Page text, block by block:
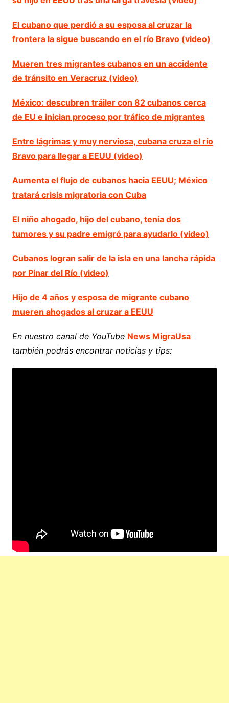
El cubano que perdió a su esposa al cruzar la
frontera la sigue buscando en el río Bravo (video)
Mueren tres migrantes cubanos en un accidente
de tránsito en Veracruz (video)
México: descubren tráiler con 82 cubanos cerca
de EU e inician proceso por tráfico de migrantes
Entre lágrimas y muy nerviosa, cubana cruza el río
Bravo para llegar a EEUU (video)
Aumenta el flujo de cubanos hacia EEUU; México
tratará crisis migratoria con Cuba
El niño ahogado, hijo del cubano, tenía dos
tumores y su padre emigró para ayudarlo (video)
Cubanos logran salir de la isla en una lancha rápida
por Pinar del Río (video)
Hijo de 4 años y esposa de migrante cubano
mueren ahogados al cruzar a EEUU
En nuestro canal de YouTube News MigraUsa
también podrás encontrar noticias y tips: